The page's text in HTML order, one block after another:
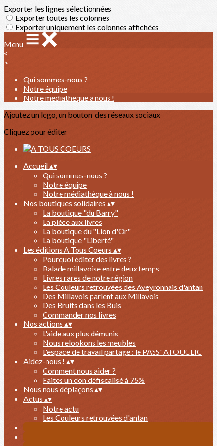
Exporter les lignes sélectionnées
Exporter toutes les colonnes
Exporter uniquement les colonnes affichées
Menu
<
>
Qui sommes-nous ?
Notre équipe
Notre médiathèque à nous !
Ajoutez un logo, un bouton, des réseaux sociaux
Cliquez pour éditer
Accueil▴▾
Qui sommes-nous ?
Notre équipe
Notre médiathèque à nous !
Nos boutiques solidaires ▴▾
La boutique "du Barry"
La pièce aux livres
La boutique du "Lion d'Or"
La boutique "Liberté"
Les éditions A Tous Coeurs ▴▾
Pourquoi éditer des livres ?
Balade millavoise entre deux temps
Livres rares de notre région
Les Couleurs retrouvées des Aveyronnais d'antan
Des Millavois parlent aux Millavois
Des Bruits dans les Buis
Commander nos livres
Nos actions ▴▾
L'aide aux plus démunis
Nous relookons les meubles
L'espace de travail partagé : le PASS' ATOUCLIC
Aidez-nous ! ▴▾
Comment nous aider ?
Faites un don défiscalisé à 75%
Nous nous déplaçons ▴▾
Actus ▴▾
Notre actu
Les Couleurs retrouvées d'antan